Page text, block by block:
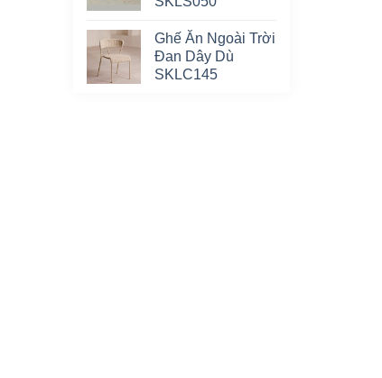
Ghế Ăn Ngoài Trời
Đan Dây Dù
SKLC145